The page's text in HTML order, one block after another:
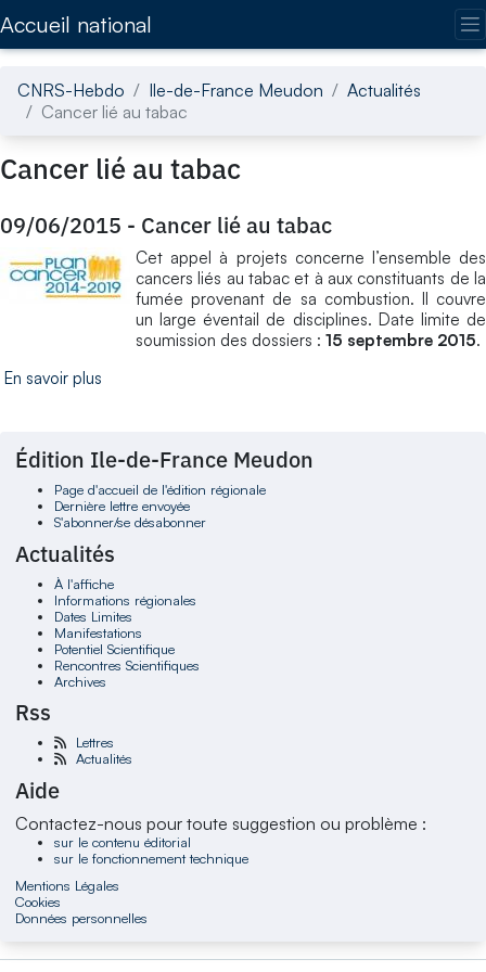
Accueil national
CNRS-Hebdo Ile-de-France Meudon
Actualités
Cancer lié au tabac
Cancer lié au tabac
09/06/2015 - Cancer lié au tabac
Cet appel à projets concerne l’ensemble des
cancers liés au tabac et à aux constituants de la
fumée provenant de sa combustion. Il couvre
un large éventail de disciplines. Date limite de
soumission des dossiers : 15 septembre 2015.
En savoir plus
Édition Ile-de-France Meudon
Page d'accueil de l'édition régionale
Dernière lettre envoyée
S'abonner/se désabonner
Actualités
À l'affiche
Informations régionales
Dates Limites
Manifestations
Potentiel Scientifique
Rencontres Scientifiques
Archives
Rss
Lettres
Actualités
Aide
Contactez-nous pour toute suggestion ou problème :
sur le contenu éditorial
sur le fonctionnement technique
Mentions Légales
Cookies
Données personnelles